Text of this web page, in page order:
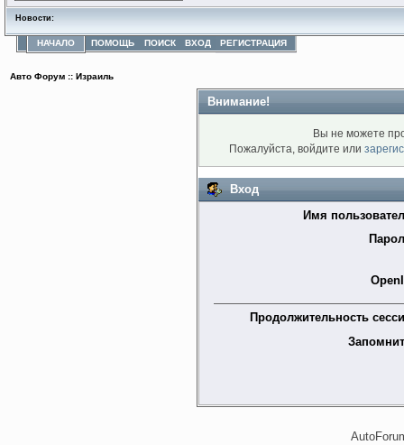
Новости:
НАЧАЛО ПОМОЩЬ ПОИСК ВХОД РЕГИСТРАЦИЯ
Авто Форум :: Израиль
Внимание!
Вы не можете
Пожалуйста, войдите или
Вход
Имя
Продолжительность